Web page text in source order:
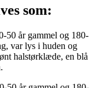
som:
50 år gammel og 180-
var lys i huden og
halstørklæde, en blå